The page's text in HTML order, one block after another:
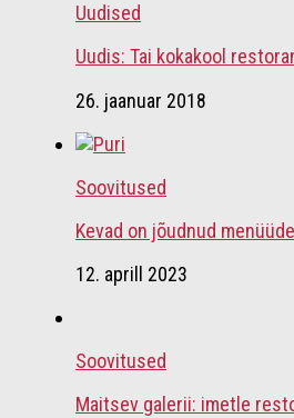
Uudised
Uudis: Tai kokakool
26. jaanuar 2018
Soovitused
Kevad on jõudnud
12. aprill 2023
Soovitused
Maitsev galerii: imetle